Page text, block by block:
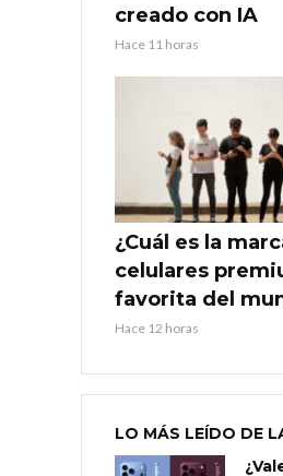
creado con IA
Hace 11 horas
¿Cuál es la
celulares
favorita del
Hace 12 horas
LO MÁS LEÍDO DE